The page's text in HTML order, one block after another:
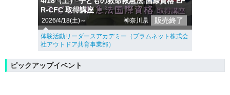
R-CFC 取得講座
2026/4/18(土)～ 神奈川県 販売終了
体験活動リーダースアカデミー（プラムネット株式会
社アウトドア共育事業部）
ピックアップイベント